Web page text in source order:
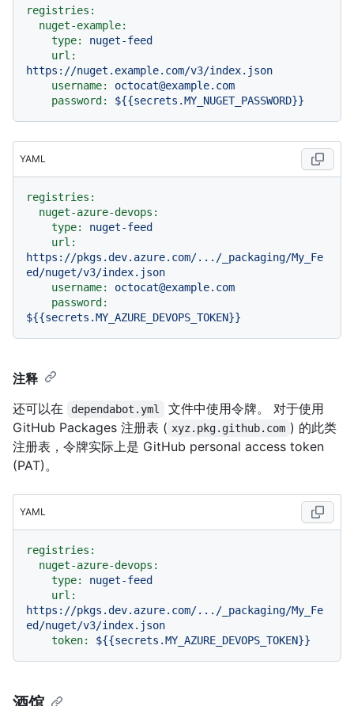
registries:
nuget-example:
type:
nuget-feed
url:
https://nuget.example.com/v3/index.json
username:
octocat@example.com
password:
${{secrets.MY_NUGET_PASSWORD}}
YAML
registries:
nuget-azure-devops:
type:
nuget-feed
url:
https://pkgs.dev.azure.com/.../_packaging/My_Fe
ed/nuget/v3/index.json
username:
octocat@example.com
password:
${{secrets.MY_AZURE_DEVOPS_TOKEN}}
注释
还可以在
dependabot.yml
文件中使用令牌。 对于使用
GitHub Packages 注册表 ( xyz.pkg.github.com ) 的此类
注册表，令牌实际上是 GitHub personal access token
(PAT)。
YAML
registries:
nuget-azure-devops:
type:
nuget-feed
url:
https://pkgs.dev.azure.com/.../_packaging/My_Fe
ed/nuget/v3/index.json
token:
${{secrets.MY_AZURE_DEVOPS_TOKEN}}